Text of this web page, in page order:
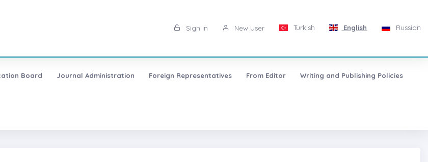
Sign in New User Turkish English Russian
Board Journal Administration Foreign Representatives From Editor Writing and Publishing Policies